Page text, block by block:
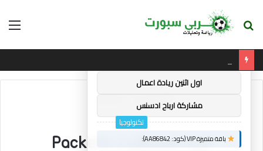
بحث
تكنولوجيا
تكنولوجيا
البث المباشر لـ Packers
توصيات :
اول اثنين ريادة اعمال
مشاركة ارباح ادسنس
باقة متميزة VIP (كود: AA86842):